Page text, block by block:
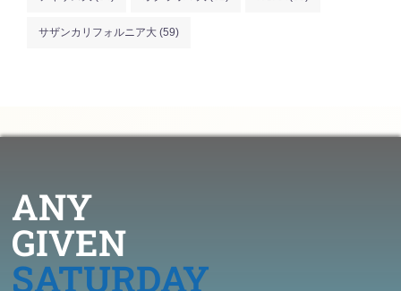
サザンカリフォルニア大 (59)
ANY
GIVEN
SATURDAY